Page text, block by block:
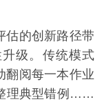
的创新路径带
级。传统模式
翻阅每一本作业
理典型错例……